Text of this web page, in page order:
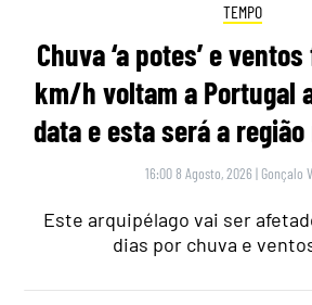
TEMPO
Chuva ‘a potes’ e
km/h voltam a Portugal
data e esta será a
16:00 8 Agosto, 2026 | Gonçalo
Este arquipélago vai ser
dias por chuva e